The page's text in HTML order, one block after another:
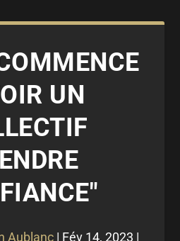
UN
Aublanc| Fév 14, 2023 |